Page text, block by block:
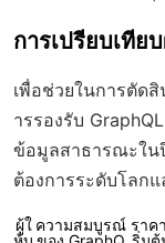
การเปรียบเทีย
เพื่อช่วยในการตัด
ารรองรับ
ข้อมูลสาธารณะใน
ต้องการระดับโลก
ผู้ใ ความสมบูรณ์ ราค